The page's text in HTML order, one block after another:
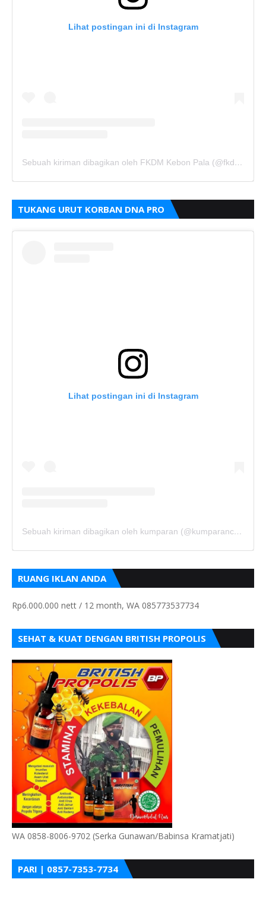
Lihat postingan ini di Instagram
Sebuah kiriman dibagikan oleh FKDM Kebon Pala (@fkdm_kebonpala)
TUKANG URUT KORBAN DNA PRO
Lihat postingan ini di Instagram
Sebuah kiriman dibagikan oleh kumparan (@kumparancom)
RUANG IKLAN ANDA
Rp6.000.000 nett / 12 month, WA 085773537734
SEHAT & KUAT DENGAN BRITISH PROPOLIS
WA 0858-8006-9702 (Serka Gunawan/Babinsa Kramatjati)
PARI | 0857-7353-7734